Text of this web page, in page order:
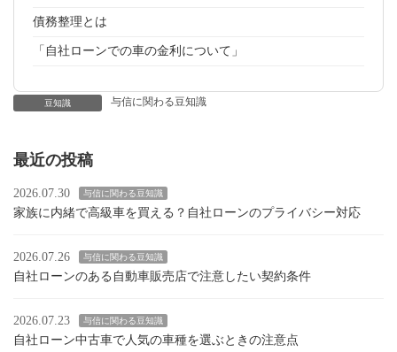
債務整理とは
「自社ローンでの車の金利について」
豆知識 与信に関わる豆知識
最近の投稿
2026.07.30 与信に関わる豆知識
家族に内緒で高級車を買える？自社ローンのプライバシー対応
2026.07.26 与信に関わる豆知識
自社ローンのある自動車販売店で注意したい契約条件
2026.07.23 与信に関わる豆知識
自社ローン中古車で人気の車種を選ぶときの注意点